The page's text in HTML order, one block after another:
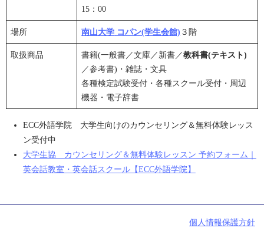
15：00
場所 南山大学 コパン(学生会館) ３階
取扱商品 書籍(一般書／文庫／新書／教科書(テキスト)
／参考書)・雑誌・文具
各種検定試験受付・各種スクール受付・周辺
機器・電子辞書
ECC外語学院 大学生向けのカウンセリング＆無料体験レッス
ン受付中
大学生協 カウンセリング＆無料体験レッスン 予約フォーム｜
英会話教室・英会話スクール【ECC外語学院】
個人情報保護方針